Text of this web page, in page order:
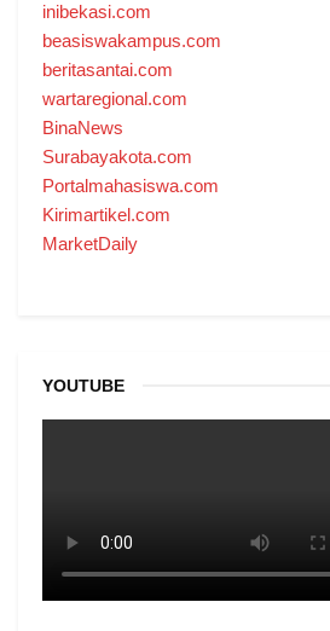
inibekasi.com
beasiswakampus.com
beritasantai.com
wartaregional.com
BinaNews
Surabayakota.com
Portalmahasiswa.com
Kirimartikel.com
MarketDaily
YOUTUBE